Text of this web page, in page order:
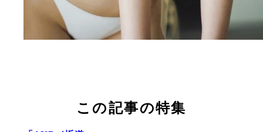
この記事の特集